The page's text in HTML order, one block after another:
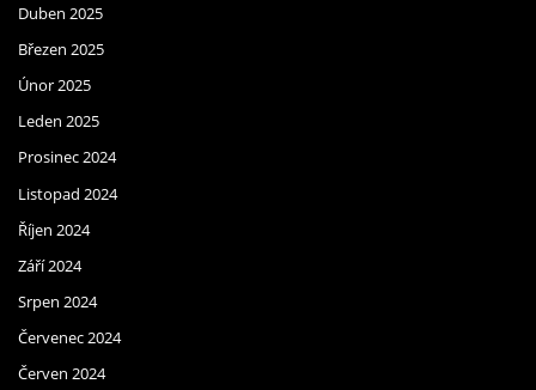
Duben 2025
Březen 2025
Únor 2025
Leden 2025
Prosinec 2024
Listopad 2024
Říjen 2024
Září 2024
Srpen 2024
Červenec 2024
Červen 2024